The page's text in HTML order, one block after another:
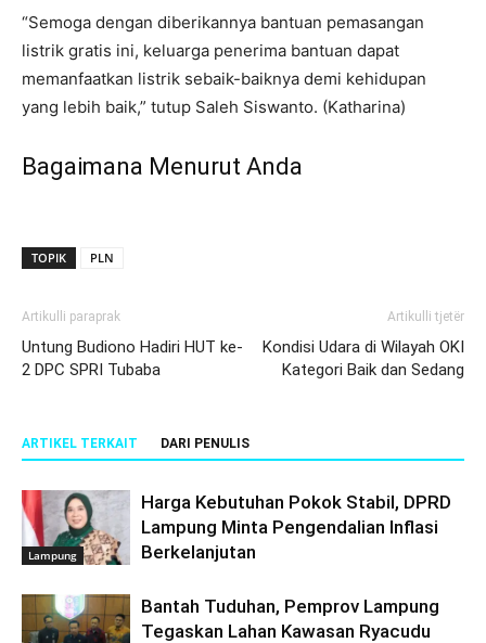
“Semoga dengan diberikannya bantuan pemasangan
listrik gratis ini, keluarga penerima bantuan dapat
memanfaatkan listrik sebaik-baiknya demi kehidupan
yang lebih baik,” tutup Saleh Siswanto. (Katharina)
Bagaimana Menurut Anda
TOPIK PLN
Artikulli paraprak
Untung Budiono Hadiri HUT ke-
2 DPC SPRI Tubaba
Artikulli tjetër
Kondisi Udara di Wilayah OKI
Kategori Baik dan Sedang
ARTIKEL TERKAIT DARI PENULIS
Lampung
Harga Kebutuhan Pokok Stabil, DPRD
Lampung Minta Pengendalian Inflasi
Berkelanjutan
Bantah Tuduhan, Pemprov Lampung
Tegaskan Lahan Kawasan Ryacudu